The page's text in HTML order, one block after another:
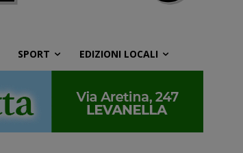
SPORT EDIZIONI LOCALI